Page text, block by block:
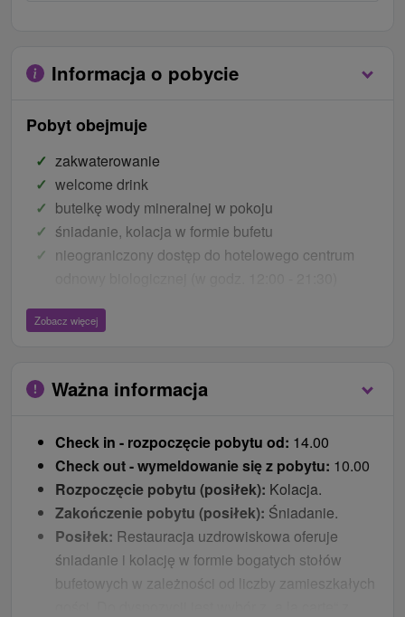
Informacja o pobycie
Pobyt obejmuje
zakwaterowanie
welcome drink
butelkę wody mineralnej w pokoju
śniadanie, kolacja w formie bufetu
nieograniczony dostęp do hotelowego centrum
po południu, bez zastrzeżeń degustacja
powietrzu
badminton, piłka nożna, siatkówka, rowery
górskie, skutery)
WiFi
parking
Ceny - Bonusy
10 % zniżki na obiad w hotelowej restauracji
Zobacz więcej
Ważna informacja
Check in - rozpoczęcie pobytu od: 14.00
Check out - wymeldowanie się z pobytu: 10.00
Rozpoczęcie pobytu (posiłek): Kolacja.
Zakończenie pobytu (posiłek): Śniadanie.
Posiłek: Restauracja uzdrowiskowa oferuje
śniadanie i kolację w formie bogatych stołów
bufetowych w zależności od liczby zamieszkałych